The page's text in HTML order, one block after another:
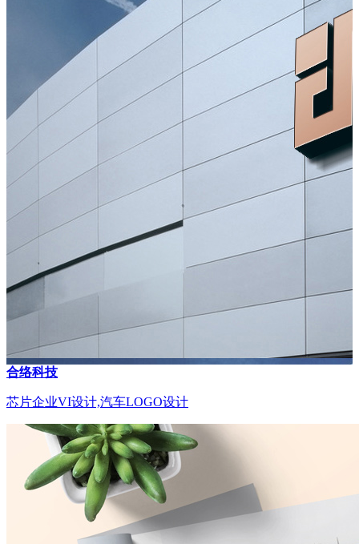
合络科技
芯片企业VI设计,汽车LOGO设计